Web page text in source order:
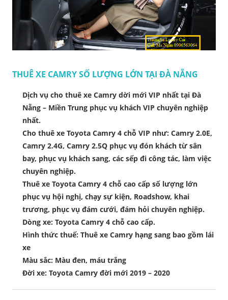
THUÊ XE CAMRY SỐ LƯỢNG LỚN TẠI ĐÀ NẴNG
Dịch vụ cho thuê xe Camry dời mới VIP nhất tại Đà
Nẵng – Miền Trung phục vụ khách VIP chuyên nghiệp
nhất.
Cho thuê xe Toyota Camry 4 chỗ VIP như: Camry 2.0E,
Camry 2.4G, Camry 2.5Q phục vụ đón khách từ sân
bay, phục vụ khách sang, các sếp đi công tác, làm việc
chuyên nghiệp.
Thuê xe Toyota Camry 4 chỗ cao cấp số lượng lớn
phục vụ hội nghị, chạy sự kiện, Roadshow, khai
trương, phục vụ đám cưới, đám hỏi chuyên nghiệp.
Dòng xe: Toyota Camry 4 chỗ cao cấp.
Hình thức thuế: Thuê xe Camry hạng sang bao gồm lái
xe
Màu sắc: Màu đen, máu trắng
Đời xe: Toyota Camry đời mới 2019 – 2020